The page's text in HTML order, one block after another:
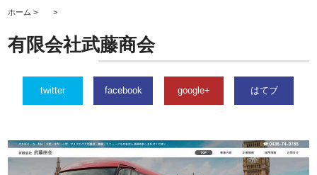
ホーム > >
有限会社武藤商会
twitter facebook google+ はてブ